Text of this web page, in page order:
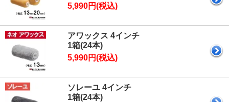
5,990円(税込)
アワックス 4インチ
1箱(24本)
5,990円(税込)
ソレーユ 4インチ
1箱(24本)